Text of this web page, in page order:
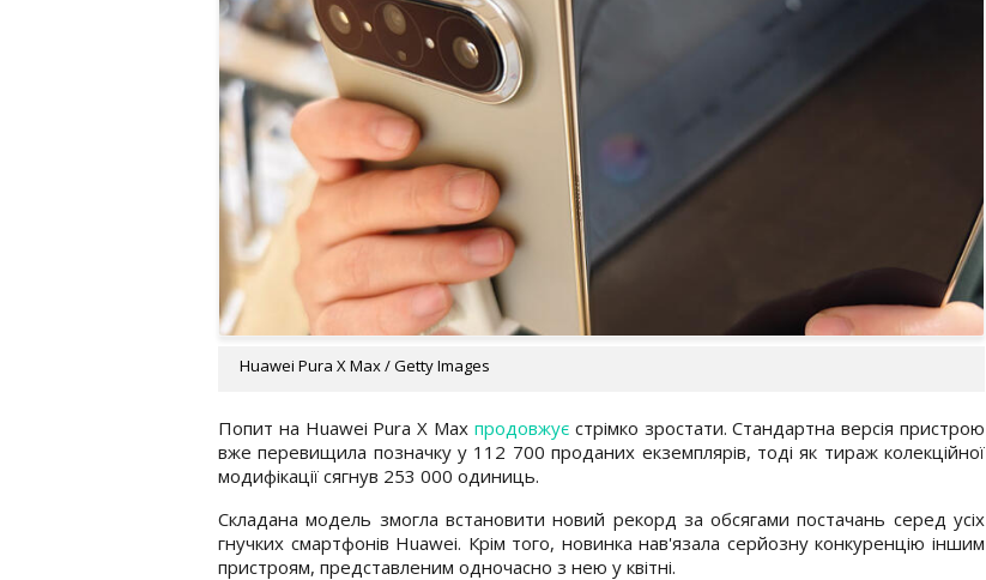
Huawei Pura X Max / Getty Images
Попит на Huawei Pura X Max продовжуєстрімко зростати. Стандартна версія пристрою
вже перевищила позначку у 112 700 проданих екземплярів, тоді як тираж колекційної
модифікації сягнув 253 000 одиниць.
Складана модель змогла встановити новий рекорд за обсягами постачань серед усіх
гнучких смартфонів Huawei. Крім того, новинка нав'язала серйозну конкуренцію іншим
пристроям, представленим одночасно з нею у квітні.